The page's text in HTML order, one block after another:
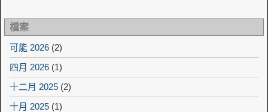
檔案
可能 2026 (2)
四月 2026 (1)
十二月 2025 (2)
十月 2025 (1)